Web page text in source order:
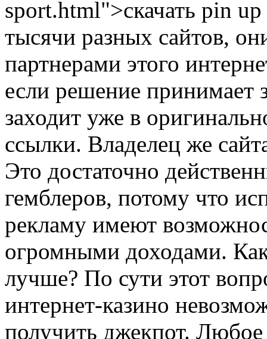
sport.html">скачать pin
тысячи разных сайтов,
партнерами этого
если решение принимает
заходит уже в
ссылки. Владелец же
Это достаточно
гемблеров, потому что
рекламу имеют
огромными доходами.
лучше? По сути этот
интернет-казино
получить джекпот.